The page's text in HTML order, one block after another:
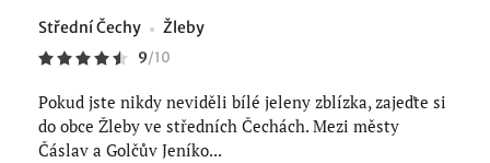
Střední Čechy Žleby
9/10
Pokud jste nikdy neviděli bílé jeleny zblízka, zajeďte si
do obce Žleby ve středních Čechách. Mezi městy
Čáslav a Golčův Jeníko...